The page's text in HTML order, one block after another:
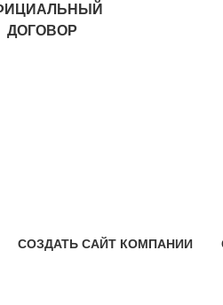
ДОГОВОР
СОЗДАТЬ САЙТ КОМПАНИИ